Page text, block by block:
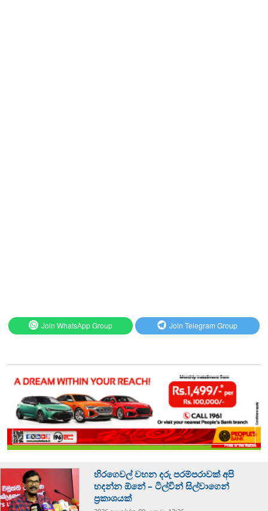
Join WhatsApp Group Join Telegram Group
හිරගෙවල් වහන දරු පරම්පරාවක් අපි
හදන්න ඕනේ – ටිල්වින් සිල්වාගෙන්
ප්‍රකාශයක්